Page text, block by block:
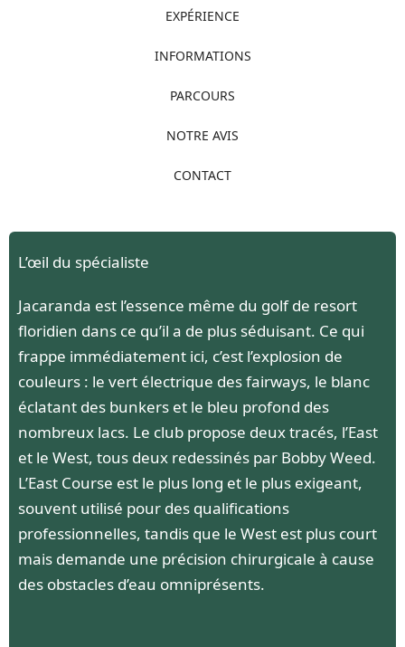
EXPÉRIENCE
INFORMATIONS
PARCOURS
NOTRE AVIS
CONTACT
L’œil du spécialiste
Jacaranda est l’essence même du golf de resort
floridien dans ce qu’il a de plus séduisant. Ce qui
frappe immédiatement ici, c’est l’explosion de
couleurs : le vert électrique des fairways, le blanc
éclatant des bunkers et le bleu profond des
nombreux lacs. Le club propose deux tracés, l’East
et le West, tous deux redessinés par Bobby Weed.
L’East Course est le plus long et le plus exigeant,
souvent utilisé pour des qualifications
professionnelles, tandis que le West est plus court
mais demande une précision chirurgicale à cause
des obstacles d’eau omniprésents.